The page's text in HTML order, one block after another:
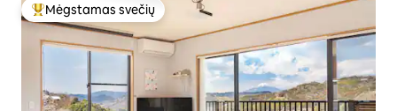
Svečių mėgstamiausias
Mėgstamas svečių